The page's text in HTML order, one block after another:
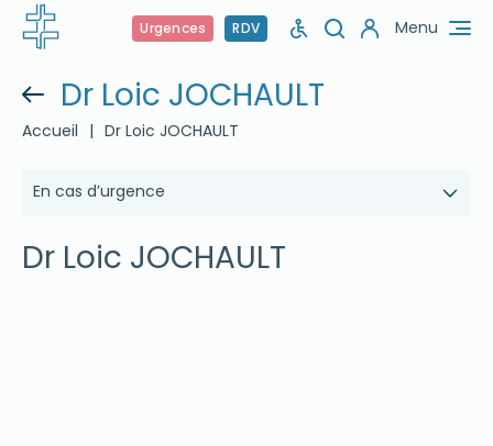
Urgences RDV Menu
Dr Loic JOCHAULT
Accueil | Dr Loic JOCHAULT
En cas d’urgence
Dr Loic JOCHAULT